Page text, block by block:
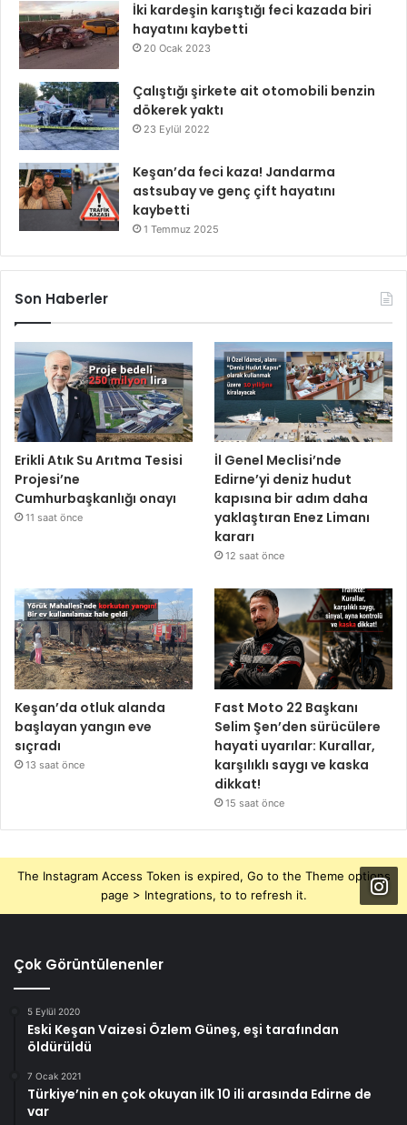
İki kardeşin karıştığı feci kazada biri
hayatını kaybetti
20 Ocak 2023
Çalıştığı şirkete ait otomobili benzin
dökerek yaktı
23 Eylül 2022
Keşan’da feci kaza! Jandarma
astsubay ve genç çift hayatını
kaybetti
1 Temmuz 2025
Son Haberler
Erikli Atık Su Arıtma Tesisi
Projesi’ne
Cumhurbaşkanlığı onayı
11 saat önce
İl Genel Meclisi’nde
Edirne’yi deniz hudut
kapısına bir adım daha
yaklaştıran Enez Limanı
kararı
12 saat önce
Keşan’da otluk alanda
başlayan yangın eve
sıçradı
13 saat önce
Fast Moto 22 Başkanı
Selim Şen’den sürücülere
hayati uyarılar: Kurallar,
karşılıklı saygı ve kaska
dikkat!
15 saat önce
The Instagram Access Token is expired, Go to the Theme options
page > Integrations, to to refresh it.
Çok Görüntülenenler
5 Eylül 2020
Eski Keşan Vaizesi Özlem Güneş, eşi tarafından
öldürüldü
7 Ocak 2021
Türkiye’nin en çok okuyan ilk 10 ili arasında Edirne de
var